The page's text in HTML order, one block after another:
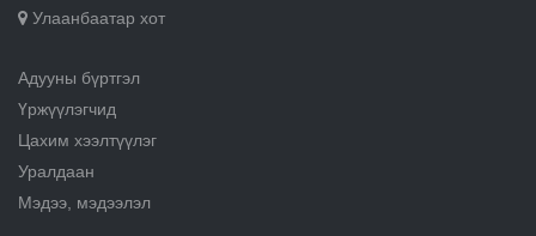
Улаанбаатар хот
Адууны бүртгэл
Үржүүлэгчид
Цахим хээлтүүлэг
Уралдаан
Мэдээ, мэдээлэл